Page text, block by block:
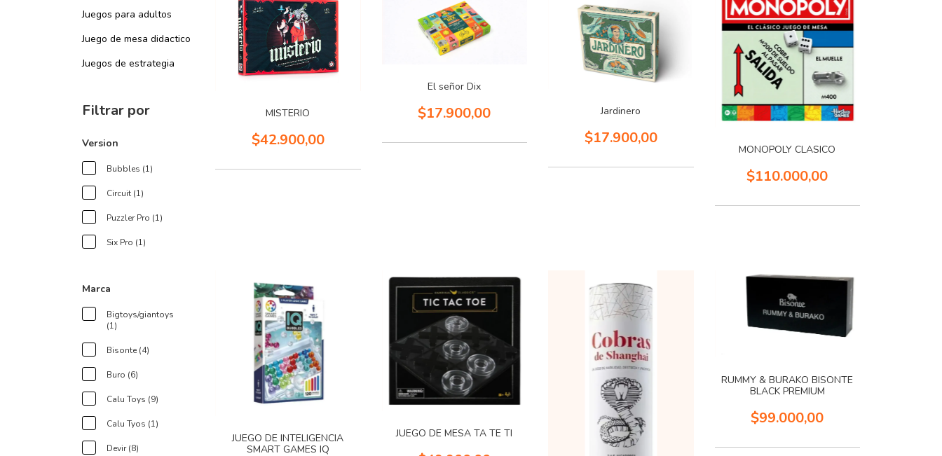
Juegos para adultos
Juego de mesa didactico
Juegos de estrategia
Filtrar por
Version
Bubbles (1)
Circuit (1)
Puzzler Pro (1)
Six Pro (1)
Marca
Bigtoys/giantoys
(1)
Bisonte (4)
Buro (6)
Calu Toys (9)
Calu Tyos (1)
Devir (8)
MISTERIO
$42.900,00
El señor Dix
$17.900,00 Jardinero
$17.900,00
MONOPOLY CLASICO
$110.000,00
JUEGO DE INTELIGENCIA
SMART GAMES IQ
JUEGO DE MESA TA TE TI
RUMMY & BURAKO BISONTE
BLACK PREMIUM
$99.000,00